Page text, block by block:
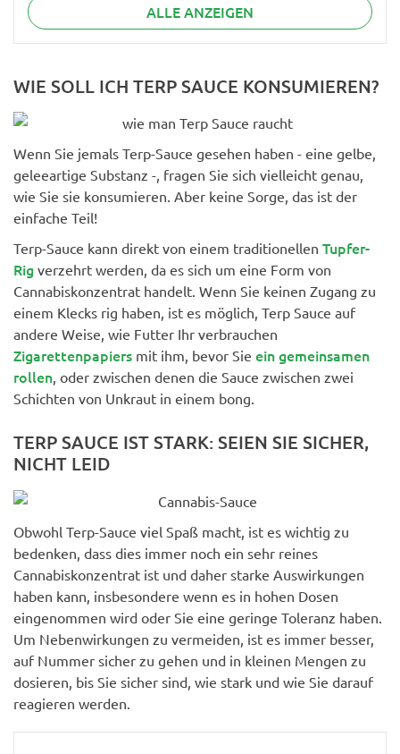
ALLE ANZEIGEN
WIE SOLL ICH TERP SAUCE KONSUMIEREN?
Wenn Sie jemals Terp-Sauce gesehen haben - eine gelbe,
geleeartige Substanz -, fragen Sie sich vielleicht genau,
wie Sie sie konsumieren. Aber keine Sorge, das ist der
einfache Teil!
Terp-Sauce kann direkt von einem traditionellen Tupfer-
Rig verzehrt werden, da es sich um eine Form von
Cannabiskonzentrat handelt. Wenn Sie keinen Zugang zu
einem Klecks rig haben, ist es möglich, Terp Sauce auf
andere Weise, wie Futter Ihr verbrauchen
Zigarettenpapiers mit ihm, bevor Sie ein gemeinsamen
rollen, oder zwischen denen die Sauce zwischen zwei
Schichten von Unkraut in einem bong.
TERP SAUCE IST STARK: SEIEN SIE SICHER,
NICHT LEID
Obwohl Terp-Sauce viel Spaß macht, ist es wichtig zu
bedenken, dass dies immer noch ein sehr reines
Cannabiskonzentrat ist und daher starke Auswirkungen
haben kann, insbesondere wenn es in hohen Dosen
eingenommen wird oder Sie eine geringe Toleranz haben.
Um Nebenwirkungen zu vermeiden, ist es immer besser,
auf Nummer sicher zu gehen und in kleinen Mengen zu
dosieren, bis Sie sicher sind, wie stark und wie Sie darauf
reagieren werden.